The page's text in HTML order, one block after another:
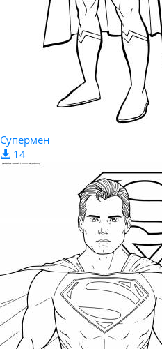
Супермен
14